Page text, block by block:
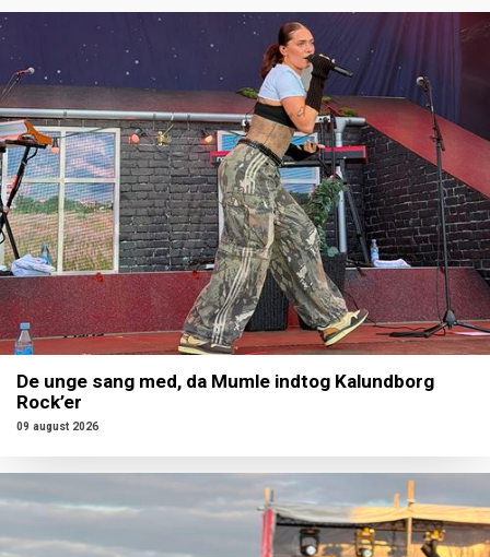
De unge sang med, da Mumle indtog Kalundborg
Rock’er
09 august 2026